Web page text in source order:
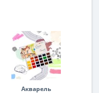
Акварель